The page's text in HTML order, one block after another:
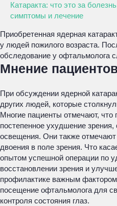
Катаракта: что это за
симптомы и лечение
Приобретенная ядерная
у людей пожилого возраста.
обследование у офтальмолога
Мнение
При обсуждении ядерной
других людей, которые
Многие пациенты отмечают,
постепенное ухудшение
освещения. Они также
двоения в поле зрения. Что
опытом успешной операции по
восстановлении зрения и
профилактике важным
посещение офтальмолога для
контроля состояния глаз.